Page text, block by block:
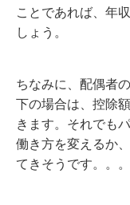
ことであれば、年
しょう。
ちなみに、配偶者
下の場合は、控除
きます。それでも
働き方を変えるか
てきそうです。。。